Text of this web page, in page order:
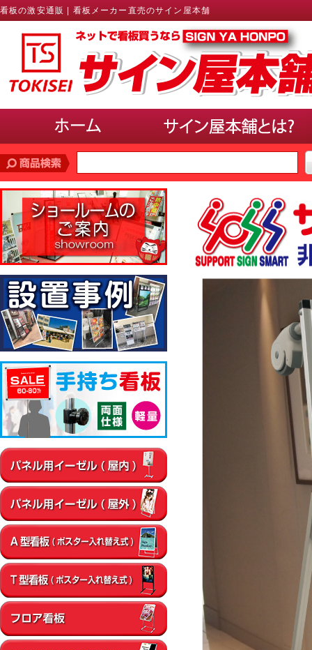
看板の激安通販 | 看板メーカー直売のサイン屋本舗
価格帯で探す
10,000円未満
10,000円〜20,000円
20,000円〜30,000円
30,000円〜40,000円
40,000円〜50,000円 50,000円以上
サインのサイズで選ぶ(ポスター、パネル)
A3以下
B3・A2・B2 A1・B1
使用場所で選ぶ
▼屋内
通路
店内・フロア 卓上・カウンター
エントラ
▼屋外
店舗前
イベント会場 エントランス